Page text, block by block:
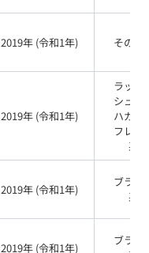
2019年 (令和1年) その他
2019年 (令和1年)
ラッキ
シュア
ハガラ
フレー
系
2019年 (令和1年)
ブラッ
系
2019年 (令和1年)
ブラッ